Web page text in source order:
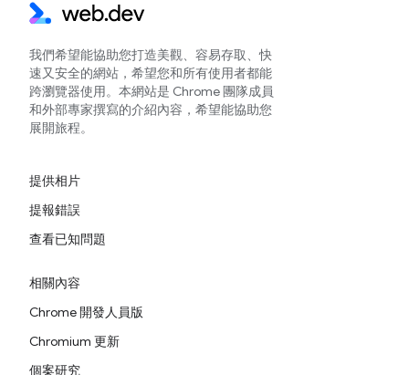
我們希望能協助您打造美觀、容易存取、快
速又安全的網站，希望您和所有使用者都能
跨瀏覽器使用。本網站是 Chrome 團隊成員
和外部專家撰寫的介紹內容，希望能協助您
展開旅程。
提供相片
提報錯誤
查看已知問題
相關內容
Chrome 開發人員版
Chromium 更新
個案研究